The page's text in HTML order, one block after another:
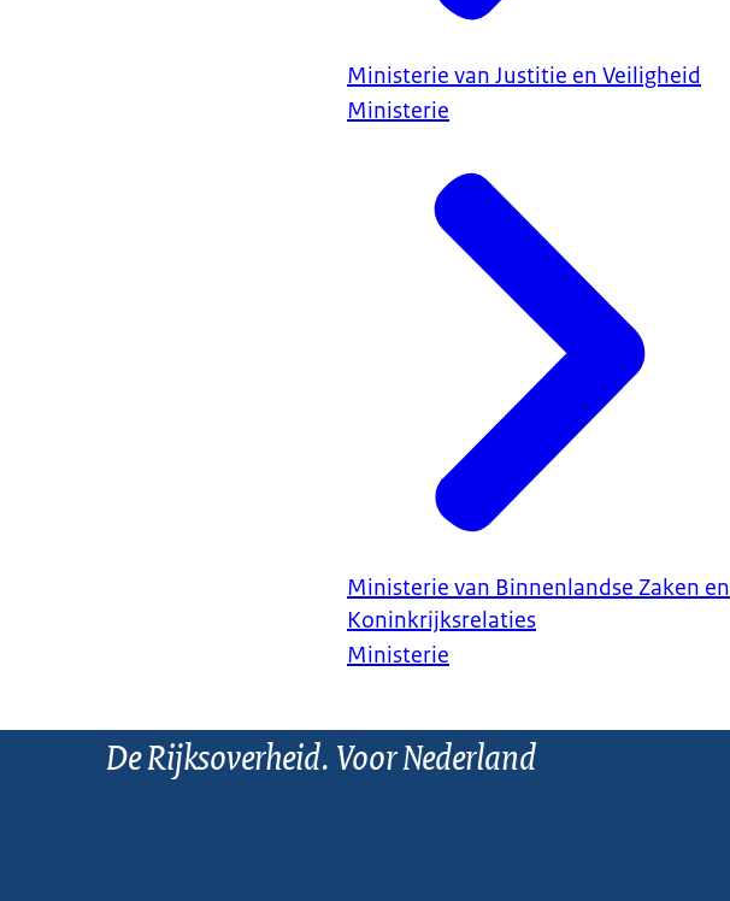
Ministerie van Justitie en Veiligheid
Ministerie
Ministerie van Binnenlandse Zaken en
Koninkrijksrelaties
Ministerie
De Rijksoverheid. Voor Nederland